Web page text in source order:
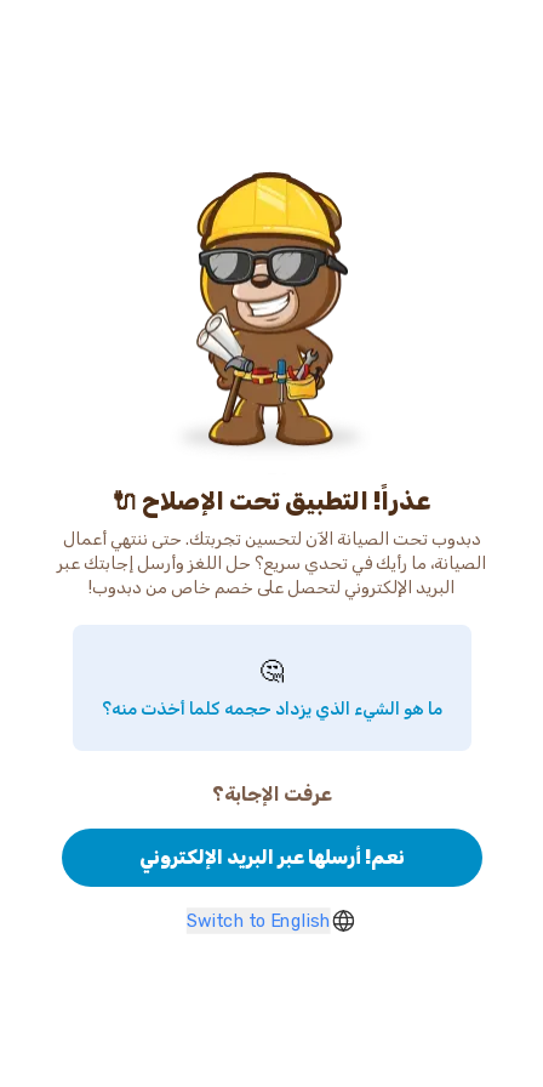
عذراً! التطبيق تحت الإصلاح 🔌
دبدوب تحت الصيانة الآن لتحسين تجربتك. حتى ننتهي أعمال
الصيانة، ما رأيك في تحدي سريع؟ حل اللغز وأرسل إجابتك عبر
البريد الإلكتروني لتحصل على خصم خاص من دبدوب!
🤔
ما هو الشيء الذي يزداد حجمه كلما أخذت منه؟
عرفت الإجابة؟
نعم! أرسلها عبر البريد الإلكتروني
Switch to English